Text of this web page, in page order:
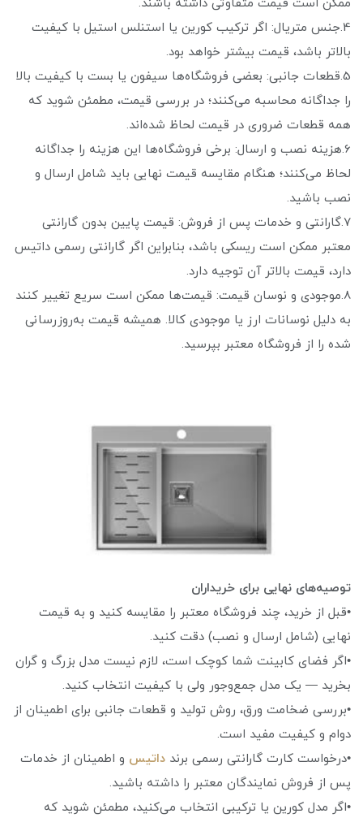
4.جنس متریال: اگر ترکیب کورین یا استنلس استیل با کیفیت
بالاتر باشد، قیمت بیشتر خواهد بود.
5.قطعات جانبی: بعضی فروشگاه‌ها سیفون یا بست با کیفیت بالا
را جداگانه محاسبه می‌کنند؛ در بررسی قیمت، مطمئن شوید که
همه قطعات ضروری در قیمت لحاظ شده‌اند.
6.هزینه نصب و ارسال: برخی فروشگاه‌ها این هزینه را جداگانه
لحاظ می‌کنند؛ هنگام مقایسه قیمت نهایی باید شامل ارسال و
نصب باشید.
7.گارانتی و خدمات پس از فروش: قیمت پایین بدون گارانتی
معتبر ممکن است ریسکی باشد، بنابراین اگر گارانتی رسمی داتیس
دارد، قیمت بالاتر آن توجیه دارد.
8.موجودی و نوسان قیمت: قیمت‌ها ممکن است سریع تغییر کنند
به دلیل نوسانات ارز یا موجودی کالا. همیشه قیمت به‌روزرسانی
شده را از فروشگاه معتبر بپرسید.
توصیه‌های نهایی برای خریداران
•قبل از خرید، چند فروشگاه معتبر را مقایسه کنید و به قیمت
نهایی (شامل ارسال و نصب) دقت کنید.
•اگر فضای کابینت شما کوچک است، لازم نیست مدل بزرگ و گران
بخرید — یک مدل جمع‌وجور ولی با کیفیت انتخاب کنید.
•بررسی ضخامت ورق، روش تولید و قطعات جانبی برای اطمینان از
دوام و کیفیت مفید است.
•درخواست کارت گارانتی رسمی برند داتیس و اطمینان از خدمات
پس از فروش نمایندگان معتبر را داشته باشید.
•اگر مدل کورین یا ترکیبی انتخاب می‌کنید، مطمئن شوید که